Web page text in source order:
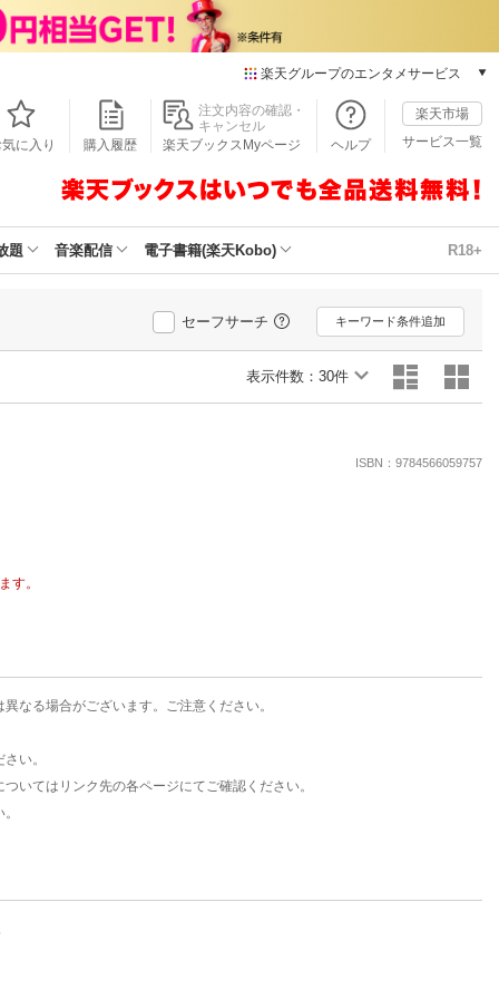
楽天グループのエンタメサービス
本/ゲーム/CD/DVD
楽天ブックス
楽天Kobo
動画配信
楽天TV
動画配信ガイド
気に入り 購入履歴
注文内容の確認・
キャンセル
楽天ブックスMyページ
ヘルプ
楽天市場
サービス一覧
題 音楽配信 電子書籍(楽天Kobo) R18+
セーフサーチ キーワード条件追加
表示件数： 30件
ISBN：9784566059757
す。
なる場合がございます。ご注意ください。
い。
いてはリンク先の各ページにてご確認ください。